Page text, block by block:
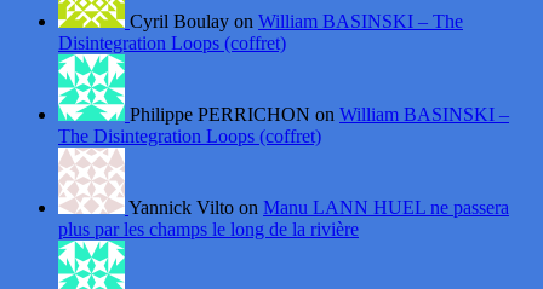
Cyril Boulay on William BASINSKI – The
Disintegration Loops (coffret)
Philippe PERRICHON on William BASINSKI –
The Disintegration Loops (coffret)
Yannick Vilto on Manu LANN HUEL ne passera
plus par les champs le long de la rivière